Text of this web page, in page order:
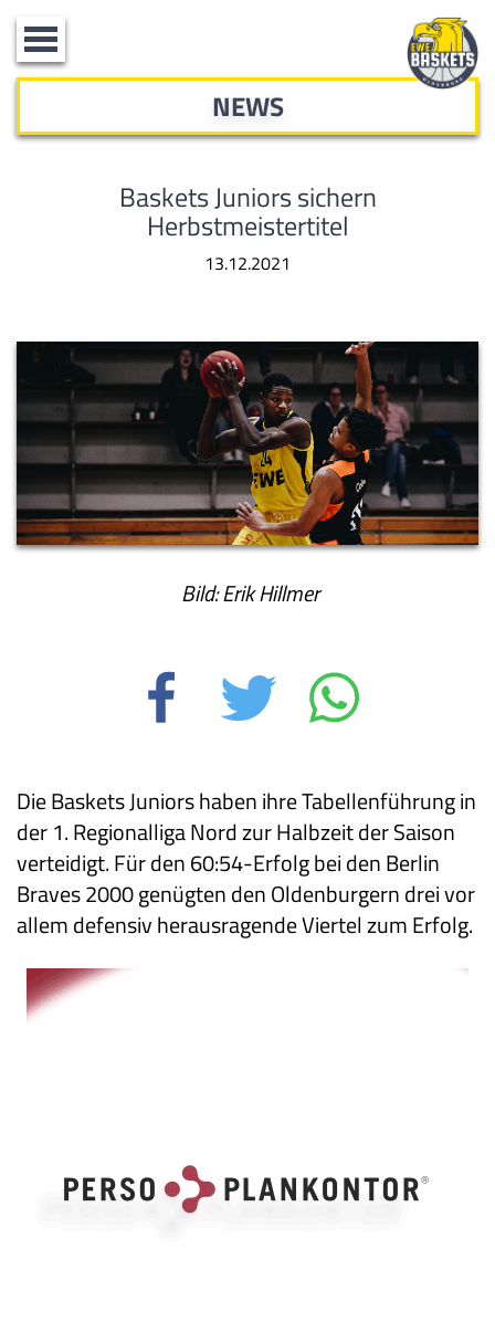
Toggle
navigation
NEWS
Baskets Juniors sichern
Herbstmeistertitel
13.12.2021
Bild: Erik Hillmer
Die Baskets Juniors haben ihre Tabellenführung in
der 1. Regionalliga Nord zur Halbzeit der Saison
verteidigt. Für den 60:54-Erfolg bei den Berlin
Braves 2000 genügten den Oldenburgern drei vor
allem defensiv herausragende Viertel zum Erfolg.